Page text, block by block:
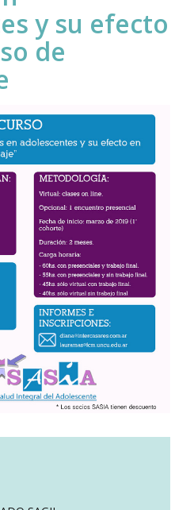
y su efecto
de